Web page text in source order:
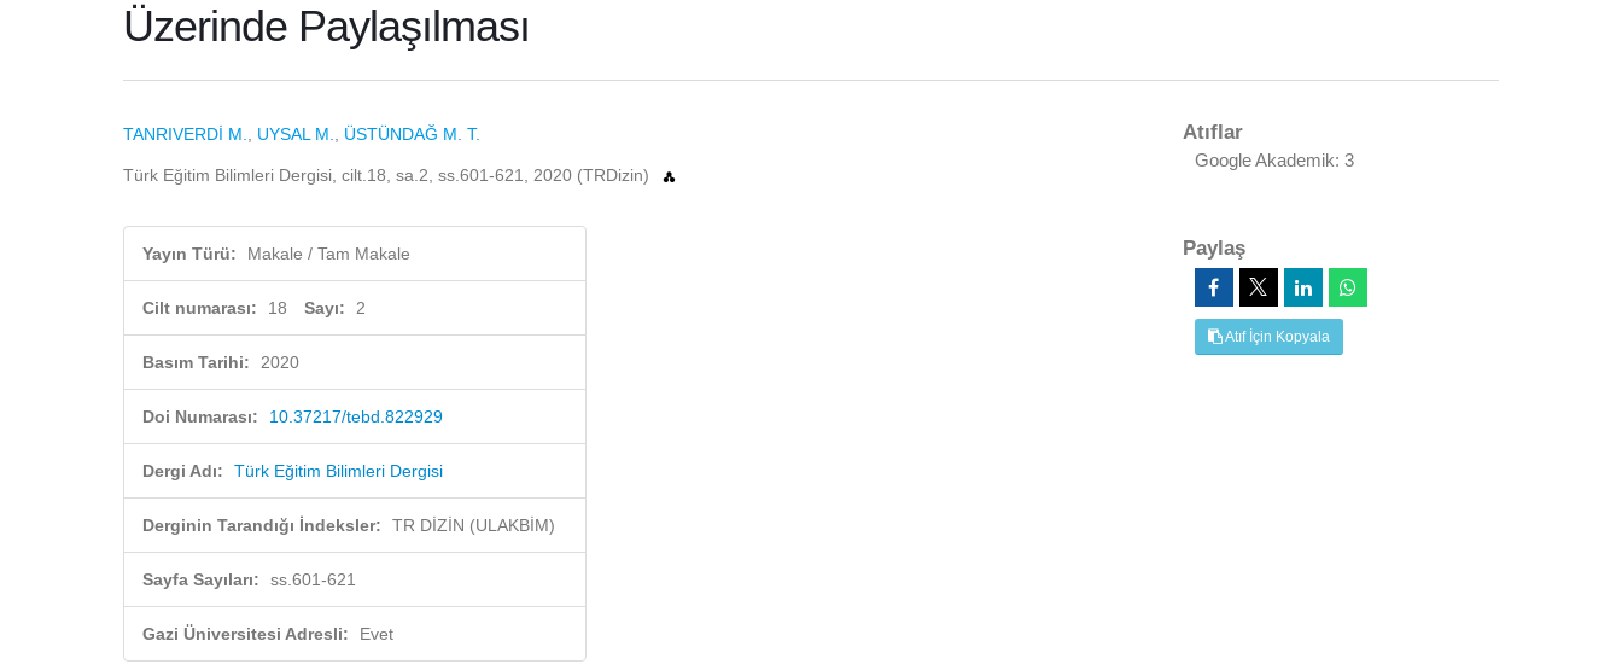
Üzerinde Paylaşılması
TANRIVERDİ M. UYSAL M. ÜSTÜNDAĞ M. T.
Türk Eğitim Bilimleri Dergisi, cilt.18, sa.2, ss.601-621, 2020 (TRDizin)
Yayın Türü: Makale / Tam Makale
Cilt numarası: 18 Sayı: 2
Basım Tarihi: 2020
Doi Numarası: 10.37217/tebd.822929
Dergi Adı: Türk Eğitim Bilimleri Dergisi
Derginin Tarandığı İndeksler: TR DİZİN (ULAKBİM)
Sayfa Sayıları: ss.601-621
Gazi Üniversitesi Adresli: Evet
Atıflar
Google Akademik: 3
Paylaş
Atıf İçin Kopyala